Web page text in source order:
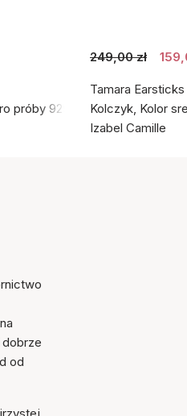
próby 925
249,00 zł
Tamara Earsticks
Kolczyk, Kolor
Izabel Camille
na
dobrze
od